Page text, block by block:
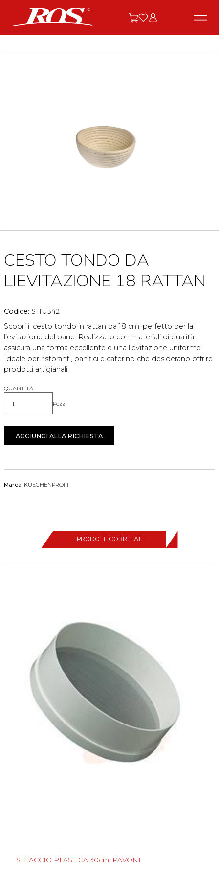
CESTO TONDO DA
LIEVITAZIONE 18 RATTAN
Codice: SHU342
Scopri il cesto tondo in rattan da 18 cm, perfetto per la
lievitazione del pane. Realizzato con materiali di qualità,
assicura una forma eccellente e una lievitazione uniforme.
Ideale per ristoranti, panifici e catering che desiderano offrire
prodotti artigianali.
QUANTITÀ
Quantità Pezzi
AGGIUNGI ALLA RICHIESTA
Marca: KUECHENPROFI
PRODOTTI CORRELATI
SETACCIO PLASTICA 30cm. PAVONI